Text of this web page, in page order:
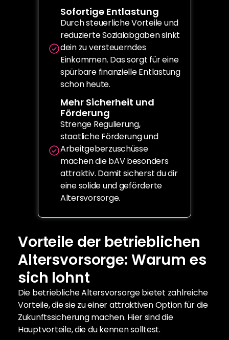
Sofortige Entlastung
Durch steuerliche Vorteile und
reduzierte Sozialabgaben sinkt
dein zu versteuerndes
Einkommen. Das sorgt für eine
spürbare finanzielle Entlastung
schon heute.
Mehr Sicherheit und
Förderung
Strenge Regulierung,
staatliche Förderung und
Arbeitgeberzuschüsse
machen die bAV besonders
attraktiv. Damit sicherst du dir
eine solide und geförderte
Altersvorsorge.
Vorteile der betrieblichen
Altersvorsorge: Warum es
sich lohnt
Die betriebliche Altersvorsorge bietet zahlreiche
Vorteile, die sie zu einer attraktiven Option für die
Zukunftssicherung machen. Hier sind die
Hauptvorteile, die du kennen solltest.